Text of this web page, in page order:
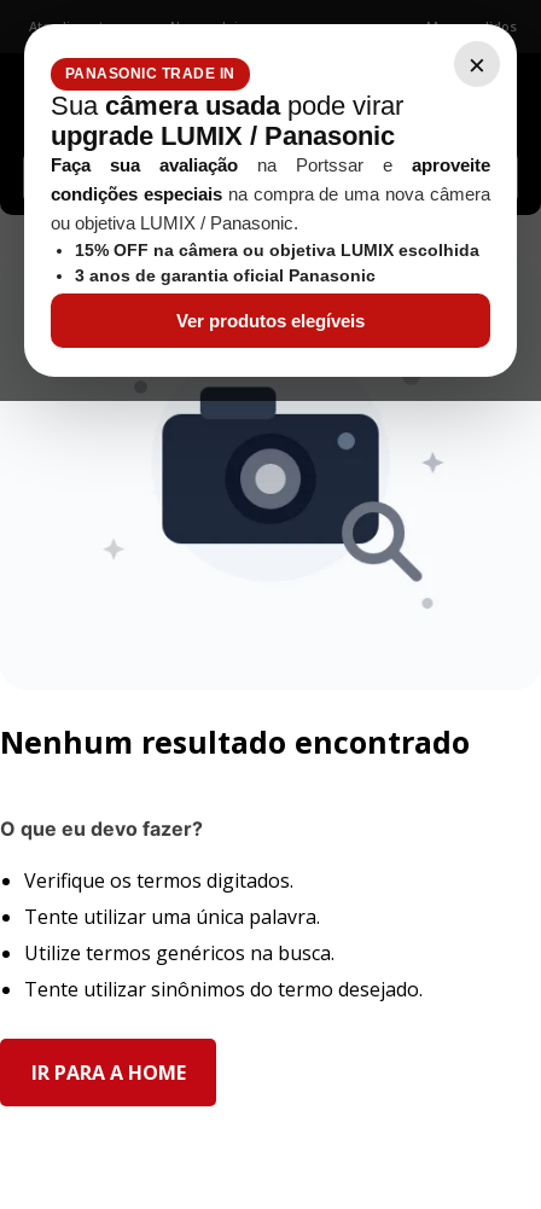
×
PANASONIC TRADE IN
Sua câmera usadapode virar
upgrade LUMIX / Panasonic
Faça sua avaliação na Portssar e aproveite
condições especiaisna compra de uma nova câmera
ou objetiva LUMIX / Panasonic.
15% OFF na câmera ou objetiva LUMIX escolhida
3 anos de garantia oficial Panasonic
Ver produtos elegíveis
Atendimento Nossas lojas Meus pedidos
Buscar câmeras, lentes, acessórios...
objetiva-nikon-af-s-18-70mm-f-35-56-usada
Nenhum resultado encontrado
O que eu devo fazer?
Verifique os termos digitados.
Tente utilizar uma única palavra.
Utilize termos genéricos na busca.
Tente utilizar sinônimos do termo desejado.
IR PARA A HOME